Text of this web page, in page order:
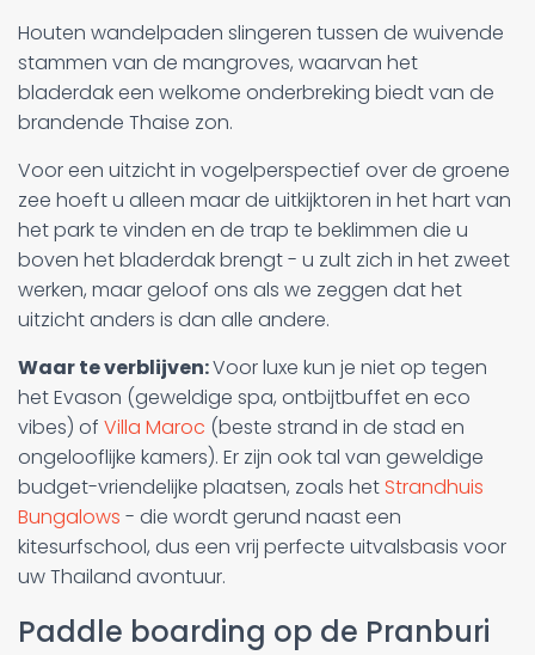
Houten wandelpaden slingeren tussen de wuivende
stammen van de mangroves, waarvan het
bladerdak een welkome onderbreking biedt van de
brandende Thaise zon.
Voor een uitzicht in vogelperspectief over de groene
zee hoeft u alleen maar de uitkijktoren in het hart van
het park te vinden en de trap te beklimmen die u
boven het bladerdak brengt - u zult zich in het zweet
werken, maar geloof ons als we zeggen dat het
uitzicht anders is dan alle andere.
Waar te verblijven:Voor luxe kun je niet op tegen
het Evason (geweldige spa, ontbijtbuffet en eco
vibes) of Villa Maroc (beste strand in de stad en
ongelooflijke kamers). Er zijn ook tal van geweldige
budget-vriendelijke plaatsen, zoals het Strandhuis
Bungalows - die wordt gerund naast een
kitesurfschool, dus een vrij perfecte uitvalsbasis voor
uw Thailand avontuur.
Paddle boarding op de Pranburi